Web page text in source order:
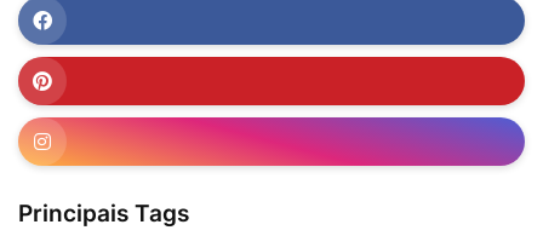
Principais Tags